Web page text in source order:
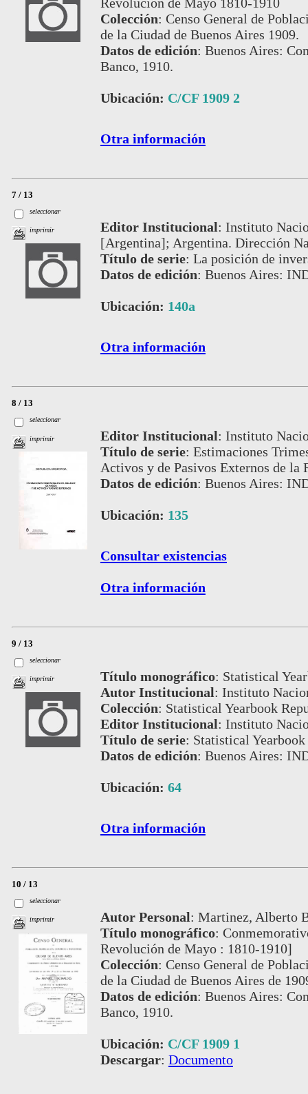
Colección: Censo General de
de la Ciudad de Buenos Aires 1909.
Datos de edición: Buenos Aires:
Banco, 1910.
Ubicación: C/CF 1909 2
Otra información
7 / 13
seleccionar
imprimir Editor Institucional: Instituto
[Argentina]; Argentina. Dirección
Título de serie: La posición de
Datos de edición: Buenos Aires:
Ubicación: 140a
Otra información
8 / 13
seleccionar
imprimir Editor Institucional: Instituto
Título de serie: Estimaciones
Activos y de Pasivos Externos de la
Datos de edición: Buenos Aires:
Ubicación: 135
Consultar existencias
Otra información
9 / 13
seleccionar
imprimir Título monográfico: Statistical
Autor Institucional: Instituto
Colección: Statistical Yearbook
Editor Institucional: Instituto
Título de serie: Statistical
Datos de edición: Buenos Aires:
Ubicación: 64
Otra información
10 / 13
seleccionar
imprimir Autor Personal: Martinez, Alberto
Título monográfico:
Revolución de Mayo : 1810-1910]
Colección: Censo General de
de la Ciudad de Buenos Aires de
Datos de edición: Buenos Aires:
Banco, 1910.
Ubicación: C/CF 1909 1
Descargar: Documento